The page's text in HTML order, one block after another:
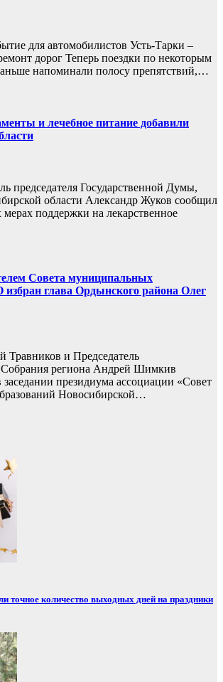
для автомобилистов Усть-Тарки –
дорог Теперь поездки по некоторым
напоминали полосу препятствий,…
и лечебное питание добавили
председателя Государственной Думы,
области Александр Жуков сообщил
поддержки на лекарственное
Совета муниципальных
глава Ордынского района Олег
Травников и Председатель
Собрания региона Андрей Шимкив
заседании президиума ассоциации «Совет
Новосибирской…
точное количество выходных дней на праздники